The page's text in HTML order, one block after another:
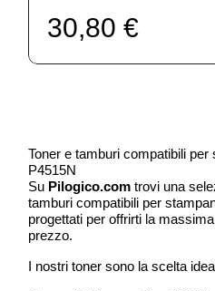
30,80 €
Toner e tamburi compatibili
P4515N
Su Pilogico.com trovi una
tamburi compatibili per
progettati per offrirti la
prezzo.
I nostri toner sono la scelta